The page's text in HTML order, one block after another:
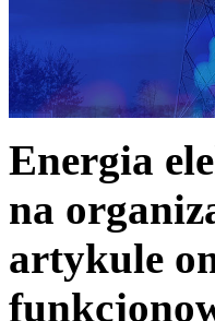
Energia
na
artykule